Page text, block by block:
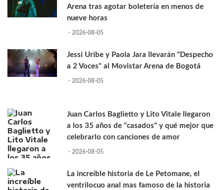
Arena tras agotar boletería en menos de
nueve horas
- 2026-08-05
Jessi Uribe y Paola Jara llevarán "Despecho
a 2 Voces" al Movistar Arena de Bogotá
- 2026-08-05
Juan Carlos Baglietto y Lito Vitale llegaron
a los 35 años de "casados" y qué mejor que
celebrarlo con canciones de amor
- 2026-08-05
La increíble historia de Le Petomane, el
ventrilocuo anal mas famoso de la historia